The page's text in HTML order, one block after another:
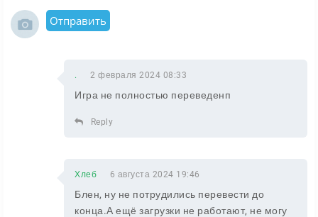
Отправить
. 2 февраля 2024 08:33
Игра не полностью переведенп
Reply
Хлеб 6 августа 2024 19:46
Блен, ну не потрудились перевести до
конца.А ещё загрузки не работают, не могу